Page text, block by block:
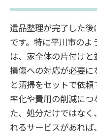
遺品整理が完了した
です。特に平川市の
は、家全体の片付け
損傷への対応が必要
と清掃をセットで依
率化や費用の削減に
た、処分だけではなく
れるサービスがあれ